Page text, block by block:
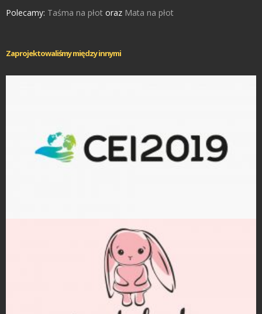
Polecamy: Taśma na płot oraz Mata na płot
Zaprojektowaliśmy między innymi
Projekty logo